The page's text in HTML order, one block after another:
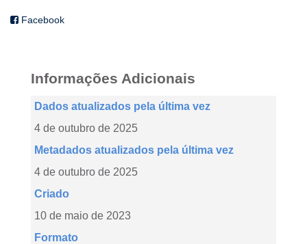
Facebook
Informações Adicionais
Dados atualizados pela última vez
4 de outubro de 2025
Metadados atualizados pela última vez
4 de outubro de 2025
Criado
10 de maio de 2023
Formato